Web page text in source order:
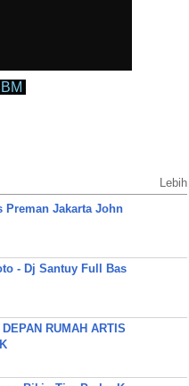
Lebih
Preman Jakarta John
- Dj Santuy Full Bas
RUMAH ARTIS